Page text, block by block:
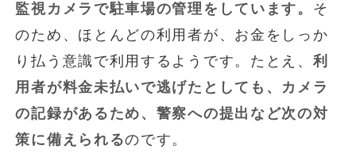
監視カメラで駐車場の管理をしています。 そ
のため、ほとんどの利用者が、お金をしっか
り払う意識で利用するようです。たとえ、 利
用者が料金未払いで逃げたとしても、カメラ
の記録があるため、警察への提出など次の対
策に備えられるのです。